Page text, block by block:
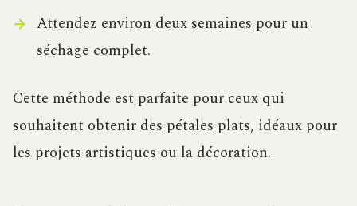
Attendez environ deux semaines pour un
séchage complet.
Cette méthode est parfaite pour ceux qui
souhaitent obtenir des pétales plats, idéaux pour
les projets artistiques ou la décoration.